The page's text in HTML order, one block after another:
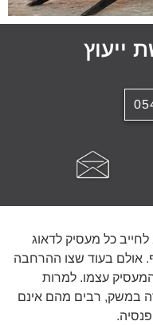
ייעוץ
לא בכדי המדינה החליטה בשנת 2008 לחייב כל מעסיק לדאוג
אולם בעוד שצו ההרחבה
עצמו. למרות
מכוח העבודה במשק, רבים מהם אינם